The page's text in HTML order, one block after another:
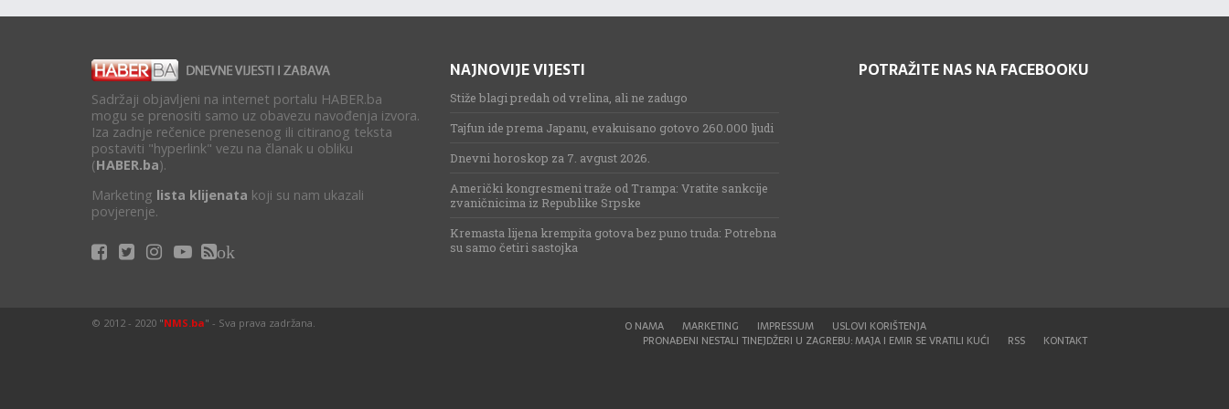
Sadržaji objavljeni na internet portalu HABER.ba
mogu se prenositi samo uz obavezu navođenja izvora.
Iza zadnje rečenice prenesenog ili citiranog teksta
postaviti "hyperlink" vezu na članak u obliku
(HABER.ba).
Marketing lista klijenata koji su nam ukazali
povjerenje.
ok
NAJNOVIJE VIJESTI
Stiže blagi predah od vrelina, ali ne zadugo
Tajfun ide prema Japanu, evakuisano gotovo 260.000 ljudi
Dnevni horoskop za 7. avgust 2026.
Američki kongresmeni traže od Trampa: Vratite sankcije
zvaničnicima iz Republike Srpske
Kremasta lijena krempita gotova bez puno truda: Potrebna
su samo četiri sastojka
POTRAŽITE NAS NA FACEBOOKU
O NAMA MARKETING IMPRESSUM
USLOVI KORIŠTENJA
PRONAĐENI NESTALI TINEJDŽERI U ZAGREBU: MAJA I EMIR SE VRATILI KUĆI
RSS KONTAKT
© 2012 - 2020 "NMS.ba" - Sva prava zadržana.